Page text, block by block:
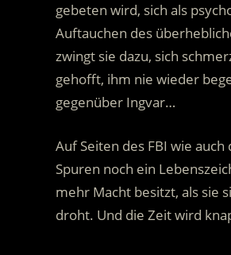
gebeten wird, sich als
Auftauchen des
zwingt sie dazu, sich
gehofft, ihm nie wieder
gegenüber Ingvar…
Auf Seiten des FBI wie
Spuren noch ein
mehr Macht besitzt, als sie
droht. Und die Zeit wird